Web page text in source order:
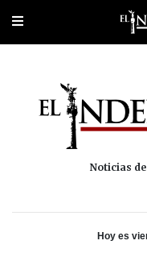
Portada Los
Noticias de
Hoy es